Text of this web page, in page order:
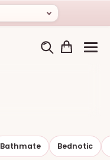
Bathmate Bednotic